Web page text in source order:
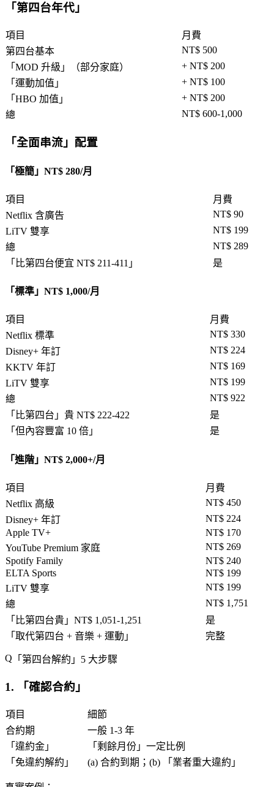
「第四台年代 」
項目
月費
第四台基本
NT$ 500
「 MOD 升級 」（部分家庭）
+ NT$ 200
「 運動加值 」
+ NT$ 100
「 HBO 加值 」
+ NT$ 200
總
NT$ 600-1,000
「全面串流 」配置
「極簡 」NT$ 280/月
項目
月費
Netflix 含廣告
NT$ 90
LiTV 雙享
NT$ 199
總
NT$ 289
「 比第四台便宜 NT$ 211-411 」 是
「標準 」NT$ 1,000/月
項目
月費
Netflix 標準
NT$ 330
Disney+ 年訂
NT$ 224
KKTV 年訂
NT$ 169
LiTV 雙享
NT$ 199
總
NT$ 922
「 比第四台 」貴 NT$ 222-422
是
「 但內容豐富 10 倍 」 是
「進階 」NT$ 2,000+/月
項目
月費
Netflix 高級
NT$ 450
Disney+ 年訂
NT$ 224
Apple TV+
NT$ 170
YouTube Premium 家庭
NT$ 269
Spotify Family
NT$ 240
ELTA Sports
NT$ 199
LiTV 雙享
NT$ 199
總
NT$ 1,751
「 比第四台貴 」NT$ 1,051-1,251
是
「 取代第四台 + 音樂 + 運動 」 完整
「 第四台解約 」5 大步驟
1. 「確認合約 」
項目
細節
合約期
一般 1-3 年
「 違約金 」 「 剩餘月份 」一定比例
「 免違約解約 」 (a) 合約到期；(b) 「 業者重大違約 」